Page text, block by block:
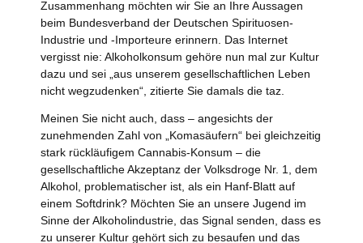
Zusammenhang möchten wir Sie an Ihre Aussagen
beim Bundesverband der Deutschen Spirituosen-
Industrie und -Importeure erinnern. Das Internet
vergisst nie: Alkoholkonsum gehöre nun mal zur Kultur
dazu und sei „aus unserem gesellschaftlichen Leben
nicht wegzudenken“, zitierte Sie damals die taz.
Meinen Sie nicht auch, dass – angesichts der
zunehmenden Zahl von „Komasäufern“ bei gleichzeitig
stark rückläufigem Cannabis-Konsum – die
gesellschaftliche Akzeptanz der Volksdroge Nr. 1, dem
Alkohol, problematischer ist, als ein Hanf-Blatt auf
einem Softdrink? Möchten Sie an unsere Jugend im
Sinne der Alkoholindustrie, das Signal senden, dass es
zu unserer Kultur gehört sich zu besaufen und das